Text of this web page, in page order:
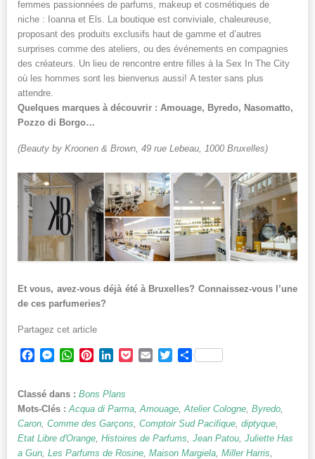
femmes passionnées de parfums, makeup et cosmétiques de
niche : Ioanna et Els. La boutique est conviviale, chaleureuse,
proposant des produits exclusifs haut de gamme et d’autres
surprises comme des ateliers, ou des événements en compagnies
des créateurs. Un lieu de rencontre entre filles à la Sex In The City
où les hommes sont les bienvenus aussi! A tester sans plus
attendre.
Quelques marques à découvrir : Amouage, Byredo, Nasomatto,
Pozzo di Borgo…
(Beauty by Kroonen & Brown, 49 rue Lebeau, 1000 Bruxelles)
Et vous, avez-vous déjà été à Bruxelles? Connaissez-vous l’une
de ces parfumeries?
Partagez cet article
Facebook
Messenger
WhatsApp
PinterestLinkedInPocketEmailTwitterPartager
Classé dans : Bons Plans
Mots-Clés : Acqua di Parma Amouage Atelier Cologne Byredo
Caron Comme des Garçons Comptoir Sud Pacifique diptyque
Etat Libre d'Orange Histoires de Parfums Jean Patou Juliette Has
a Gun Les Parfums de Rosine Maison Margiela Miller Harris